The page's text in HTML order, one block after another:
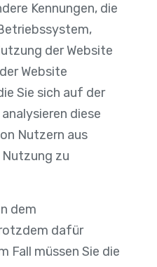
Kennungen, die
der Website
Website
Sie sich auf der
diese
Nutzern aus
zu
dem
dafür
Fall müssen Sie die